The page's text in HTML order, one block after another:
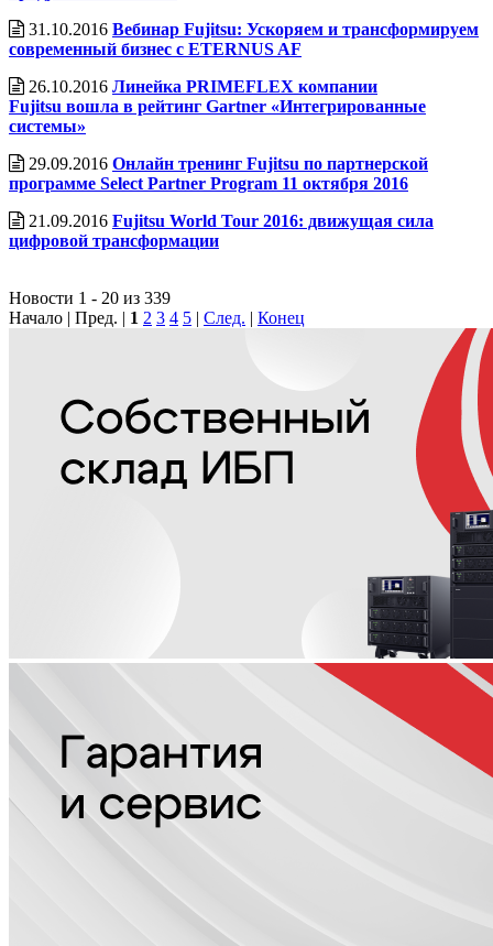
31.10.2016 Вебинар Fujitsu: Ускоряем и трансформируем
современный бизнес с ETERNUS AF
26.10.2016 Линейка PRIMEFLEX компании
Fujitsu вошла в рейтинг Gartner «Интегрированные
системы»
29.09.2016 Онлайн тренинг Fujitsu по партнерской
программе Select Partner Program 11 октября 2016
21.09.2016 Fujitsu World Tour 2016: движущая сила
цифровой трансформации
Новости 1 - 20 из 339
Начало | Пред. | 1 2 3 4 5 | След. | Конец